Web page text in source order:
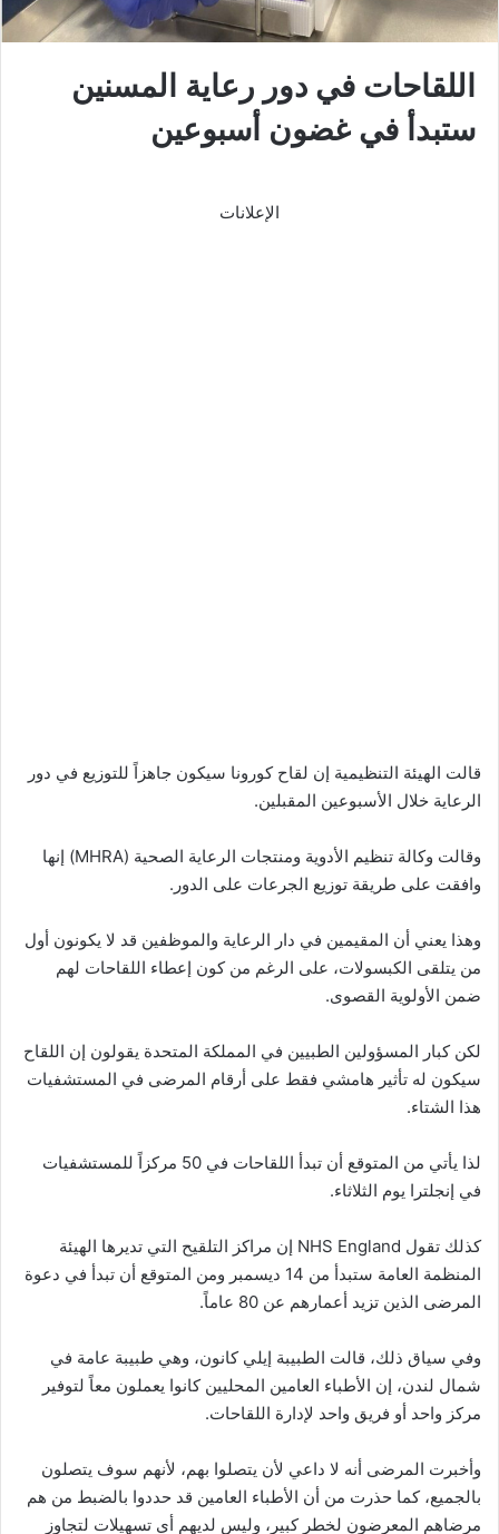
اللقاحات في دور رعاية المسنين
ستبدأ في غضون أسبوعين
الإعلانات
قالت الهيئة التنظيمية إن لقاح كورونا سيكون جاهزاً للتوزيع في دور
الرعاية خلال الأسبوعين المقبلين.
وقالت وكالة تنظيم الأدوية ومنتجات الرعاية الصحية (MHRA) إنها
وافقت على طريقة توزيع الجرعات على الدور.
وهذا يعني أن المقيمين في دار الرعاية والموظفين قد لا يكونون أول
من يتلقى الكبسولات، على الرغم من كون إعطاء اللقاحات لهم
ضمن الأولوية القصوى.
لكن كبار المسؤولين الطبيين في المملكة المتحدة يقولون إن اللقاح
سيكون له تأثير هامشي فقط على أرقام المرضى في المستشفيات
هذا الشتاء.
لذا يأتي من المتوقع أن تبدأ اللقاحات في 50 مركزاً للمستشفيات
في إنجلترا يوم الثلاثاء.
كذلك تقول NHS England إن مراكز التلقيح التي تديرها الهيئة
المنظمة العامة ستبدأ من 14 ديسمبر ومن المتوقع أن تبدأ في دعوة
المرضى الذين تزيد أعمارهم عن 80 عاماً.
وفي سياق ذلك، قالت الطبيبة إيلي كانون، وهي طبيبة عامة في
شمال لندن، إن الأطباء العامين المحليين كانوا يعملون معاً لتوفير
مركز واحد أو فريق واحد لإدارة اللقاحات.
وأخبرت المرضى أنه لا داعي لأن يتصلوا بهم، لأنهم سوف يتصلون
بالجميع، كما حذرت من أن الأطباء العامين قد حددوا بالضبط من هم
مرضاهم المعرضون لخطر كبير، وليس لديهم أي تسهيلات لتجاوز